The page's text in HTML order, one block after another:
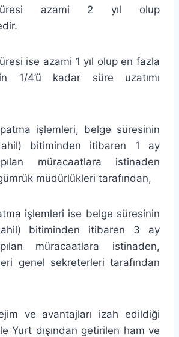
azami 2 yıl olup
ise azami 1 yıl olup en fazla
1/4’ü kadar süre uzatımı
işlemleri, belge süresinin
bitiminden itibaren 1 ay
müracaatlara istinaden
müdürlükleri tarafından,
işlemleri ise belge süresinin
bitiminden itibaren 3 ay
müracaatlara istinaden,
genel sekreterleri tarafından
ve avantajları izah edildiği
Yurt dışından getirilen ham ve